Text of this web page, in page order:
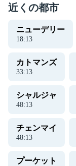
近くの都市
ニューデリー
18:14
カトマンズ
33:14
シャルジャ
48:14
チェンマイ
48:14
プーケット